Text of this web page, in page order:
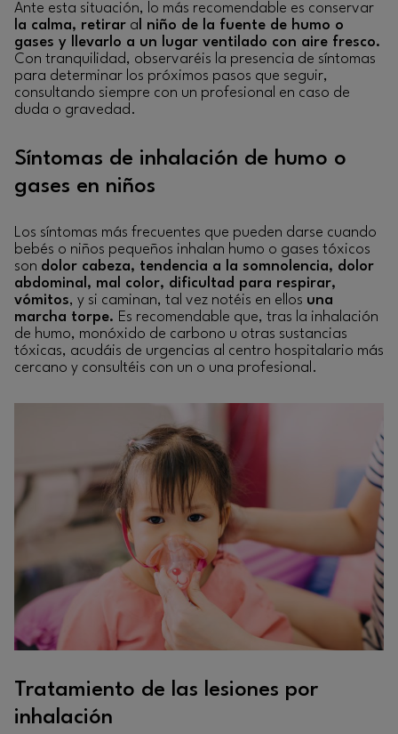
Ante esta situación, lo más recomendable es conservar
la calma, retirar a l niño de la fuente de humo o
gases y llevarlo a un lugar ventilado con aire fresco.
Con tranquilidad, observaréis la presencia de síntomas
para determinar los próximos pasos que seguir,
consultando siempre con un profesional en caso de
duda o gravedad.
Síntomas de inhalación de humo o
gases en niños
Los síntomas más frecuentes que pueden darse cuando
bebés o niños pequeños inhalan humo o gases tóxicos
son dolor cabeza, tendencia a la somnolencia, dolor
abdominal, mal color, dificultad para respirar,
vómitos, y si caminan, tal vez notéis en ellos una
marcha torpe. Es recomendable que, tras la inhalación
de humo, monóxido de carbono u otras sustancias
tóxicas, acudáis de urgencias al centro hospitalario más
cercano y consultéis con un o una profesional.
Tratamiento de las lesiones por
inhalación